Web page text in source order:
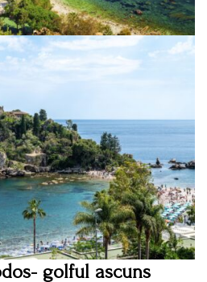
golful ascuns